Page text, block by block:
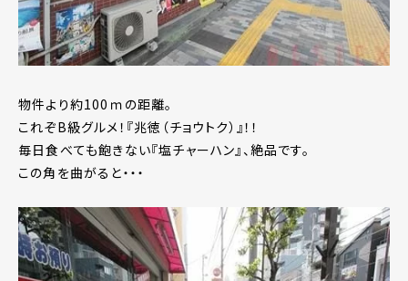
物件より約100ｍの距離。
これぞB級グルメ！『兆徳（チョウトク）』！！
毎日食べても飽きない『塩チャーハン』、絶品です。
この角を曲がると・・・